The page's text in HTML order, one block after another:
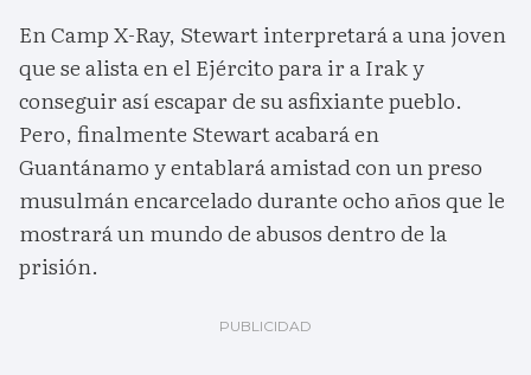
En Camp X-Ray, Stewart interpretará a una joven
que se alista en el Ejército para ir a Irak y
conseguir así escapar de su asfixiante pueblo.
Pero, finalmente Stewart acabará en
Guantánamo y entablará amistad con un preso
musulmán encarcelado durante ocho años que le
mostrará un mundo de abusos dentro de la
prisión.